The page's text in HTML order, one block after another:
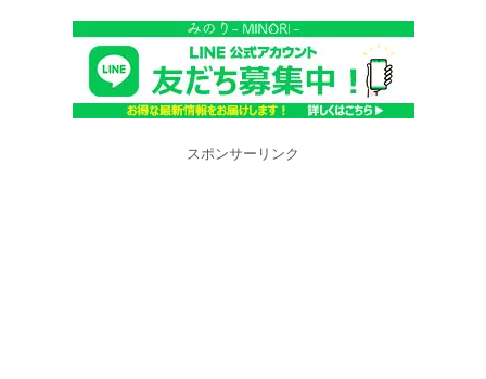
スポンサーリンク